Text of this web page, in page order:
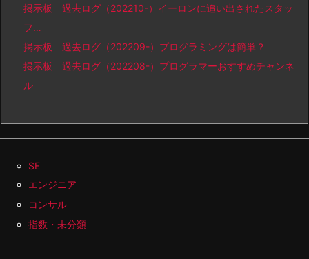
掲示板 過去ログ（202210-）イーロンに追い出されたスタッ
フ…
掲示板 過去ログ（202209-）プログラミングは簡単？
掲示板 過去ログ（202208-）プログラマーおすすめチャンネ
ル
SE
エンジニア
コンサル
指数・未分類